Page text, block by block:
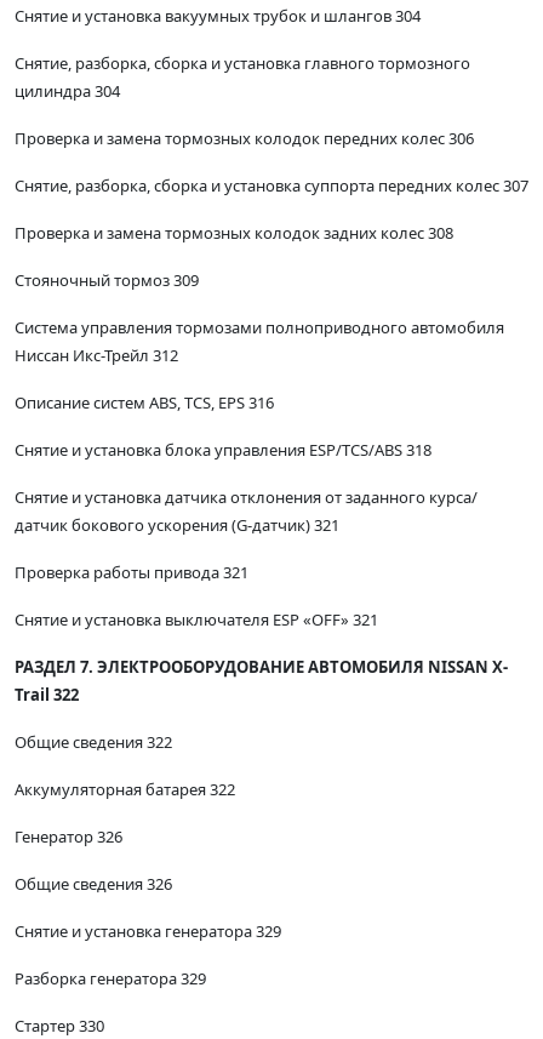
Снятие и установка вакуумных трубок и шлангов 304
Снятие, разборка, сборка и установка главного тормозного
цилиндра 304
Проверка и замена тормозных колодок передних колес 306
Снятие, разборка, сборка и установка суппорта передних колес 307
Проверка и замена тормозных колодок задних колес 308
Стояночный тормоз 309
Система управления тормозами полноприводного автомобиля
Ниссан Икс-Трейл 312
Описание систем ABS, TCS, EPS 316
Снятие и установка блока управления ЕSР/TCS/АВS 318
Снятие и установка датчика отклонения от заданного курса/
датчик бокового ускорения (G-датчик) 321
Проверка работы привода 321
Снятие и установка выключателя ESP «OFF» 321
РАЗДЕЛ 7. ЭЛЕКТРООБОРУДОВАНИЕ АВТОМОБИЛЯ NISSAN X-
Trail 322
Общие сведения 322
Аккумуляторная батарея 322
Генератор 326
Общие сведения 326
Снятие и установка генератора 329
Разборка генератора 329
Стартер 330